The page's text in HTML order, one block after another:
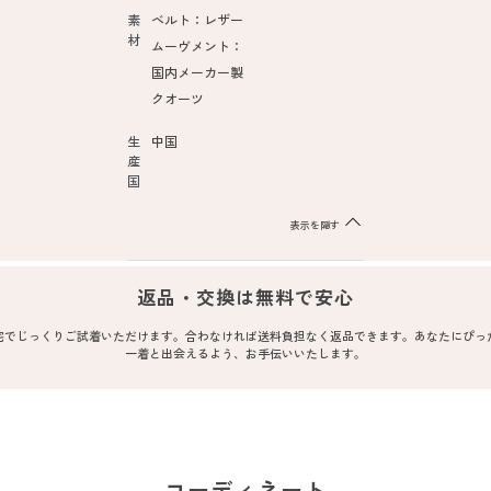
素
材
ベルト：レザー
ムーヴメント：
国内メーカー製
クオーツ
生
産
国
中国
表示を隠す
返品・交換は無料で安心
でじっくりご試着いただけます。合わなければ送料負担なく返品できます。あなたにぴっ
一着と出会えるよう、お手伝いいたします。